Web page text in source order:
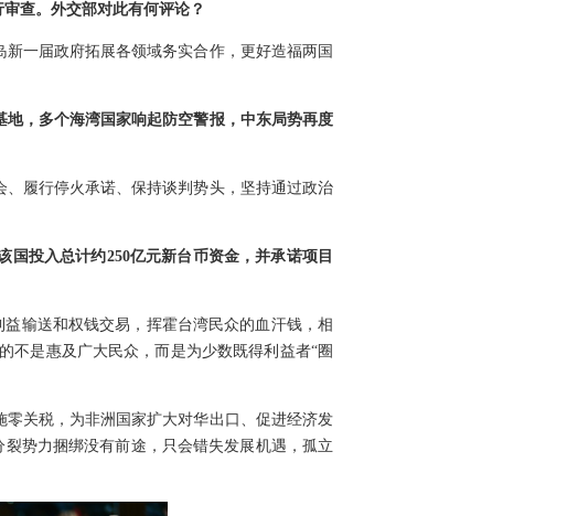
查。外交部对此有何评论？
一届政府拓展各领域务实合作，更好造福两国
，多个海湾国家响起防空警报，中东局势再度
履行停火承诺、保持谈判势头，坚持通过政治
投入总计约250亿元新台币资金，并承诺项目
输送和权钱交易，挥霍台湾民众的血汗钱，相
不是惠及广大民众，而是为少数既得利益者“圈
关税，为非洲国家扩大对华出口、促进经济发
势力捆绑没有前途，只会错失发展机遇，孤立